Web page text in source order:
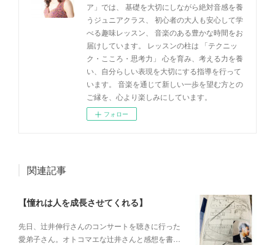
ア」では、 基礎を大切にしながら絶対音感を養
うジュニアクラス、 初心者の大人も安心して学
べる趣味レッスン、 音楽のある豊かな時間をお
届けしています。 レッスンの柱は 「テクニッ
ク・こころ・思考力」 心を育み、考える力を養
い、自分らしい表現を大切にする指導を行って
います。 音楽を通じて新しい一歩を望む方との
ご縁を、心より楽しみにしています。
フォロー
関連記事
【憧れは人を成長させてくれる】
先日、辻井伸行さんのコンサートを 聴きに行った
愛弟子さん。 オトコマエな辻井さんと 感想を書…